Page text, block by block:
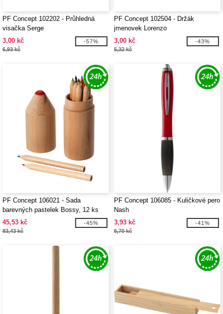
PF Concept 102202 - Průhledná
visačka Serge
3,00 kč
6,93 kč
-57%
PF Concept 102504 - Držák
jmenovek Lorenzo
3,00 kč
5,32 kč
-43%
PF Concept 106021 - Sada
barevných pastelek Bossy, 12 ks
45,53 kč
83,43 kč
-45%
PF Concept 106085 - Kuličkové pero
Nash
3,93 kč
6,70 kč
-41%